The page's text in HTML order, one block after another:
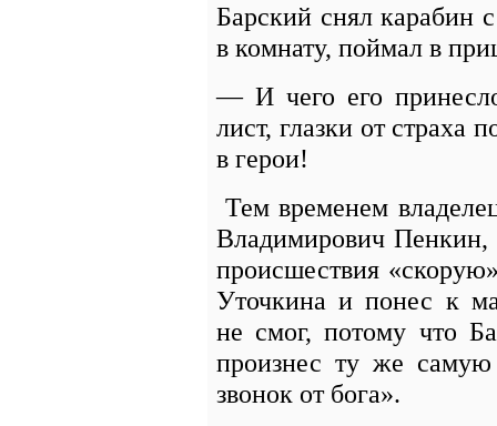
Барский снял карабин
в комнату, поймал в
— И чего его
лист, глазки от страха
в герои!
Тем временем
Владимирович
происшествия
Уточкина и понес к
не смог, потому что
произнес ту же
звонок от бога».